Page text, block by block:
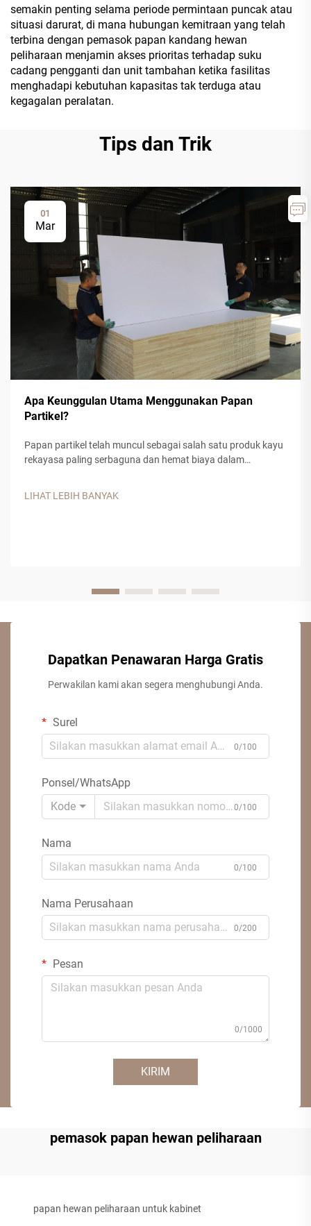
semakin penting selama periode permintaan puncak atau
situasi darurat, di mana hubungan kemitraan yang telah
terbina dengan pemasok papan kandang hewan
peliharaan menjamin akses prioritas terhadap suku
cadang pengganti dan unit tambahan ketika fasilitas
menghadapi kebutuhan kapasitas tak terduga atau
kegagalan peralatan.
Tips dan Trik
01
Mar
Apa Keunggulan Utama Menggunakan Papan
Partikel?
Papan partikel telah muncul sebagai salah satu produk kayu
rekayasa paling serbaguna dan hemat biaya dalam
LIHAT LEBIH BANYAK
Dapatkan Penawaran Harga Gratis
Perwakilan kami akan segera menghubungi Anda.
Surel
0/100
Ponsel/WhatsApp
Kode
0/100
Nama
0/100
Nama Perusahaan
0/200
Pesan
0/1000
KIRIM
pemasok papan hewan peliharaan
papan hewan peliharaan untuk kabinet